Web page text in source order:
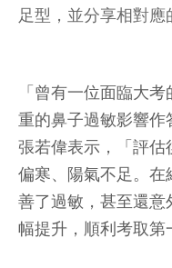
足型，並分享相對應
「曾有一位面臨大
重的鼻子過敏影響作
張若偉表示，「評估
偏寒、陽氣不足。在
善了過敏，甚至還意
幅提升，順利考取第